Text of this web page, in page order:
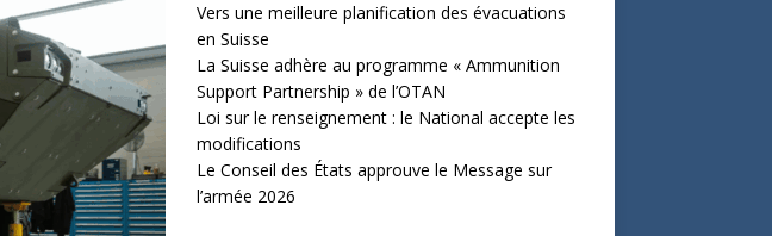
Vers une meilleure planification des évacuations
en Suisse
La Suisse adhère au programme « Ammunition
Support Partnership » de l’OTAN
Loi sur le renseignement : le National accepte les
modifications
Le Conseil des États approuve le Message sur
l’armée 2026